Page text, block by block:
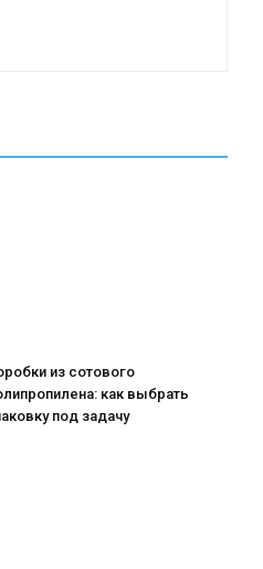
из сотового
как выбрать
под задачу